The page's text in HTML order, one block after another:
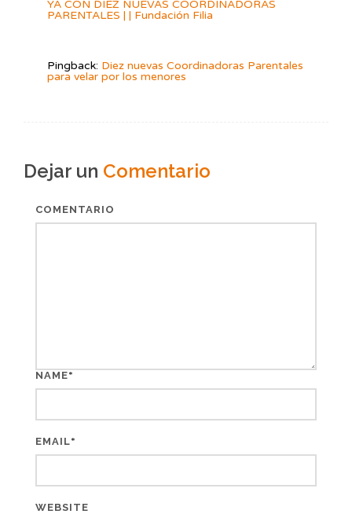
YA CON DIEZ NUEVAS COORDINADORAS
PARENTALES | | Fundación Filia
Pingback: Diez nuevas Coordinadoras Parentales
para velar por los menores
Dejar un Comentario
COMENTARIO
NAME*
EMAIL*
WEBSITE